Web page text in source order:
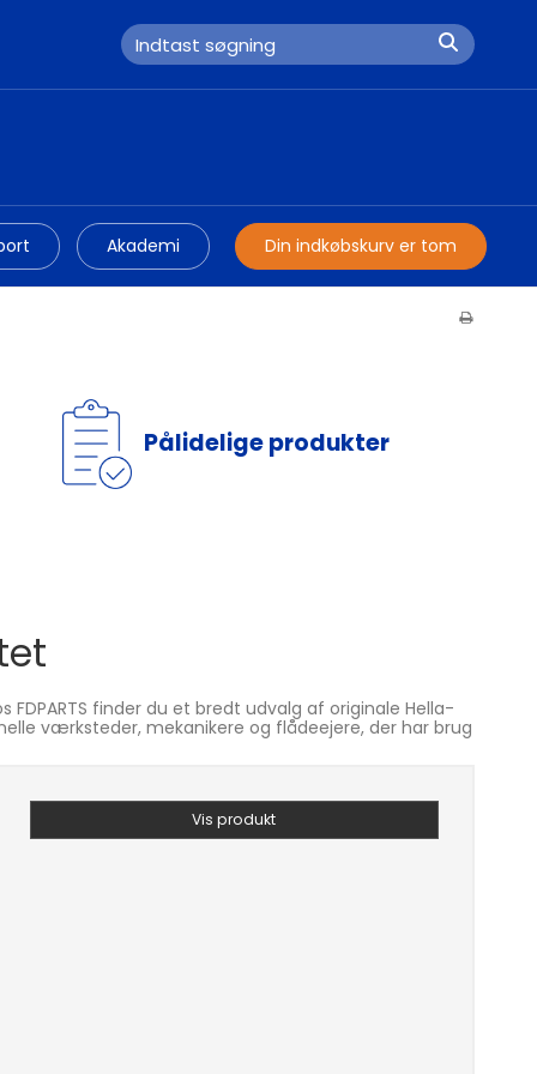
Akademi Din indkøbskurv er tom
Pålidelige produkter
finder du et bredt udvalg af originale Hella-
værksteder, mekanikere og flådeejere, der har brug
Vis produkt